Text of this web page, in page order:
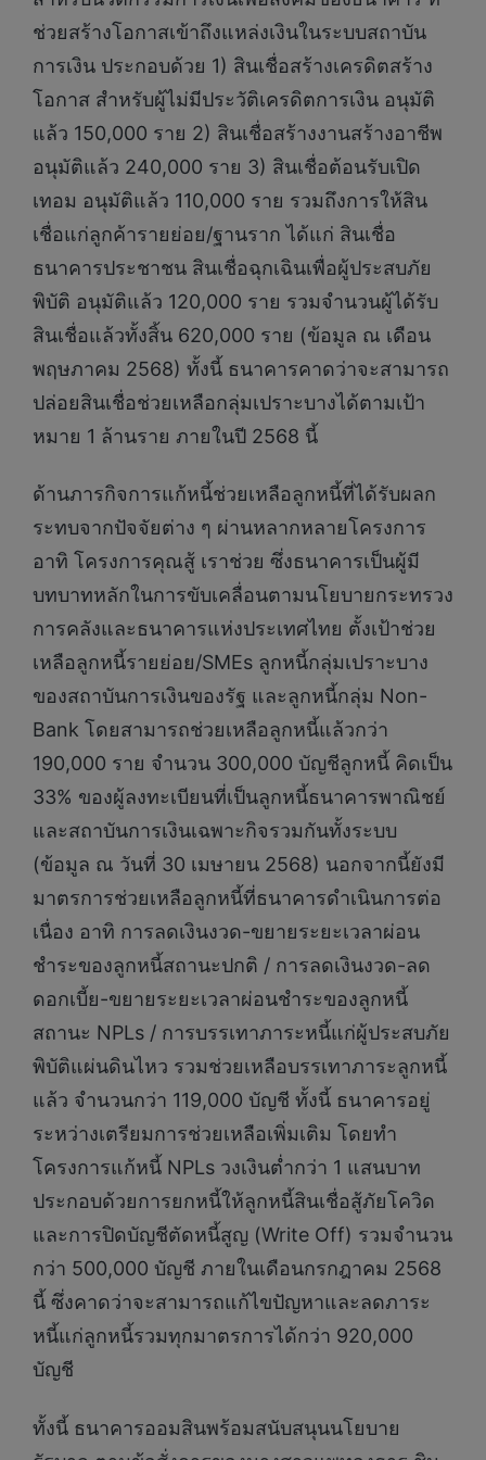
ช่วยสร้างโอกาสเข้าถึงแหล่งเงินในระบบสถาบัน
การเงิน ประกอบด้วย 1) สินเชื่อสร้างเครดิตสร้าง
โอกาส สำหรับผู้ไม่มีประวัติเครดิตการเงิน อนุมัติ
แล้ว 150,000 ราย 2) สินเชื่อสร้างงานสร้างอาชีพ
อนุมัติแล้ว 240,000 ราย 3) สินเชื่อต้อนรับเปิด
เทอม อนุมัติแล้ว 110,000 ราย รวมถึงการให้สิน
เชื่อแก่ลูกค้ารายย่อย/ฐานราก ได้แก่ สินเชื่อ
ธนาคารประชาชน สินเชื่อฉุกเฉินเพื่อผู้ประสบภัย
พิบัติ อนุมัติแล้ว 120,000 ราย รวมจำนวนผู้ได้รับ
สินเชื่อแล้วทั้งสิ้น 620,000 ราย (ข้อมูล ณ เดือน
พฤษภาคม 2568) ทั้งนี้ ธนาคารคาดว่าจะสามารถ
ปล่อยสินเชื่อช่วยเหลือกลุ่มเปราะบางได้ตามเป้า
หมาย 1 ล้านราย ภายในปี 2568 นี้
ด้านภารกิจการแก้หนี้ช่วยเหลือลูกหนี้ที่ได้รับผลก
ระทบจากปัจจัยต่าง ๆ ผ่านหลากหลายโครงการ
อาทิ โครงการคุณสู้ เราช่วย ซึ่งธนาคารเป็นผู้มี
บทบาทหลักในการขับเคลื่อนตามนโยบายกระทรวง
การคลังและธนาคารแห่งประเทศไทย ตั้งเป้าช่วย
เหลือลูกหนี้รายย่อย/SMEs ลูกหนี้กลุ่มเปราะบาง
ของสถาบันการเงินของรัฐ และลูกหนี้กลุ่ม Non-
Bank โดยสามารถช่วยเหลือลูกหนี้แล้วกว่า
190,000 ราย จำนวน 300,000 บัญชีลูกหนี้ คิดเป็น
33% ของผู้ลงทะเบียนที่เป็นลูกหนี้ธนาคารพาณิชย์
และสถาบันการเงินเฉพาะกิจรวมกันทั้งระบบ
(ข้อมูล ณ วันที่ 30 เมษายน 2568) นอกจากนี้ยังมี
มาตรการช่วยเหลือลูกหนี้ที่ธนาคารดำเนินการต่อ
เนื่อง อาทิ การลดเงินงวด-ขยายระยะเวลาผ่อน
ชำระของลูกหนี้สถานะปกติ / การลดเงินงวด-ลด
ดอกเบี้ย-ขยายระยะเวลาผ่อนชำระของลูกหนี้
สถานะ NPLs / การบรรเทาภาระหนี้แก่ผู้ประสบภัย
พิบัติแผ่นดินไหว รวมช่วยเหลือบรรเทาภาระลูกหนี้
แล้ว จำนวนกว่า 119,000 บัญชี ทั้งนี้ ธนาคารอยู่
ระหว่างเตรียมการช่วยเหลือเพิ่มเติม โดยทำ
โครงการแก้หนี้ NPLs วงเงินต่ำกว่า 1 แสนบาท
ประกอบด้วยการยกหนี้ให้ลูกหนี้สินเชื่อสู้ภัยโควิด
และการปิดบัญชีตัดหนี้สูญ (Write Off) รวมจำนวน
กว่า 500,000 บัญชี ภายในเดือนกรกฎาคม 2568
นี้ ซึ่งคาดว่าจะสามารถแก้ไขปัญหาและลดภาระ
หนี้แก่ลูกหนี้รวมทุกมาตรการได้กว่า 920,000
บัญชี
ทั้งนี้ ธนาคารออมสินพร้อมสนับสนุนนโยบาย